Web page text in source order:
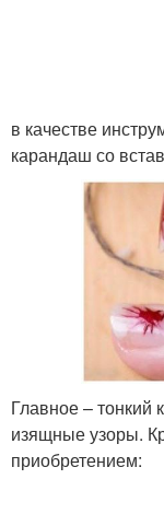
в качестве
карандаш со
Главное –
изящные узоры.
приобретением: